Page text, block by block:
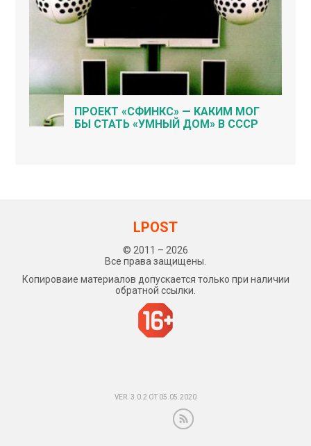
ПРОЕКТ «СФИНКС» — КАКИМ МОГ
БЫ СТАТЬ «УМНЫЙ ДОМ» В СССР
LPOST
© 2011 – 2026
Все права защищены.
Копироваие материалов допускается только при наличии
обратной ссылки.
VER. 3.0.2 ОТ 05.05.2020